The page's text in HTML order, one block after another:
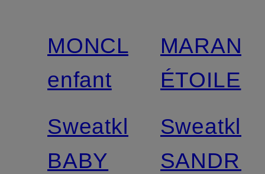
MONCLER
enfant
Sweatkleid
BABY
MARANT
ÉTOILE